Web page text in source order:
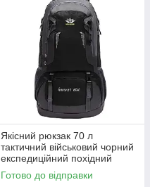
Якісний рюкзак 70 л
тактичний військовий чорний
експедиційний похідний
місткий трекінговий. чорного
кольору, 2, чоловічої
Готово до відправки